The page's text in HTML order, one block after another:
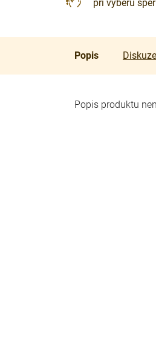
při výběru
Popis Diskuze
Popis produktu